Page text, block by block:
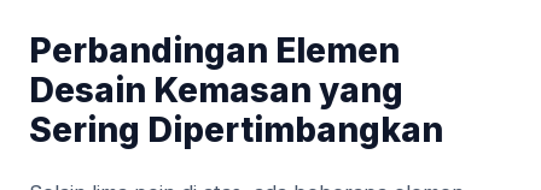
Perbandingan Elemen
Desain Kemasan yang
Sering Dipertimbangkan